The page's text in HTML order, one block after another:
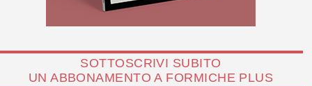
SOTTOSCRIVI SUBITO
UN ABBONAMENTO A FORMICHE PLUS